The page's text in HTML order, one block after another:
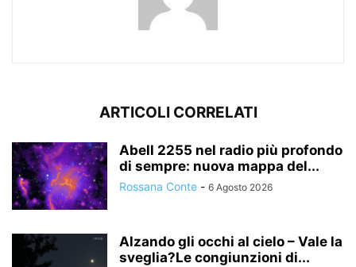
ARTICOLI CORRELATI
Abell 2255 nel radio più profondo
di sempre: nuova mappa del...
Rossana Conte - 6 Agosto 2026
Alzando gli occhi al cielo – Vale la
sveglia?Le congiunzioni di...